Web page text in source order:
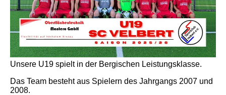
Unsere U19 spielt in der Bergischen Leistungsklasse.
Das Team besteht aus Spielern des Jahrgangs 2007 und
2008.